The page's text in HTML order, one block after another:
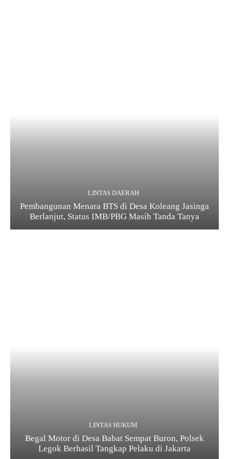
LINTAS DAERAH
Pembangunan Menara BTS di Desa Koleang Jasinga
Berlanjut, Status IMB/PBG Masih Tanda Tanya
LINTAS HUKUM
Begal Motor di Desa Babat Sempat Buron, Polsek
Legok Berhasil Tangkap Pelaku di Jakarta